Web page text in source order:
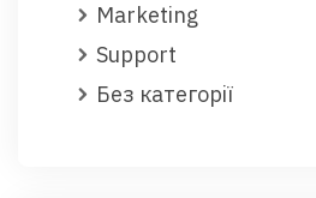
Marketing
Support
Без категорії